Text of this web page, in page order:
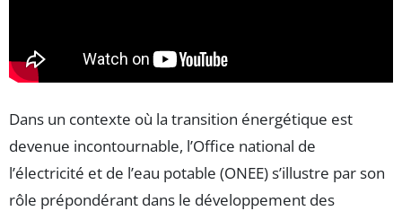
Dans un contexte où la transition énergétique est
devenue incontournable, l’Office national de
l’électricité et de l’eau potable (ONEE) s’illustre par son
rôle prépondérant dans le développement des